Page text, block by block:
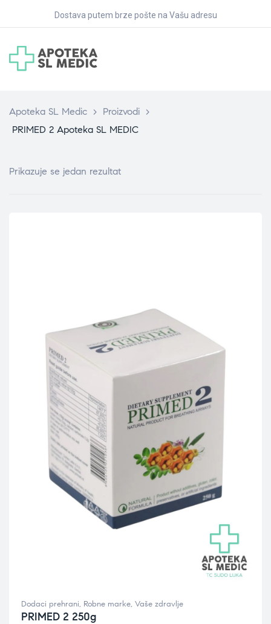
Dostava putem brze pošte na Vašu adresu
Apoteka SL Medic > Proizvodi >
PRIMED 2 Apoteka SL MEDIC
Prikazuje se jedan rezultat
Dodaci prehrani, Robne marke, Vaše zdravlje
PRIMED 2 250g